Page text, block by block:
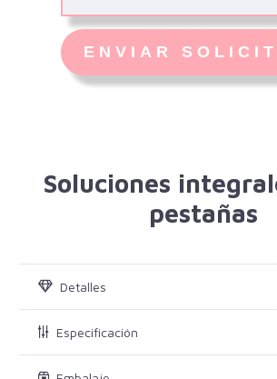
Soluciones
pestañas
Detalles
Especificación